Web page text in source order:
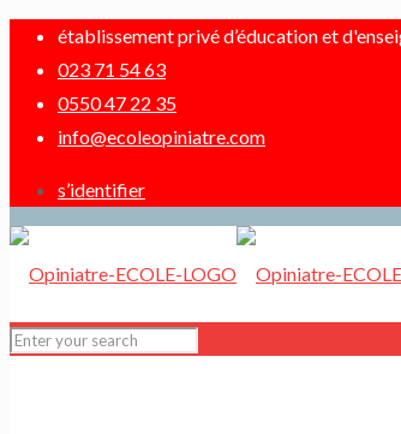
établissement privé d’éducation et
023 71 54 63
0550 47 22 35
info@ecoleopiniatre.com
s’identifier